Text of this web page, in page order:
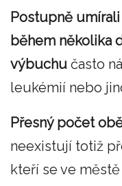
Postupně
během několika
výbuchu často
leukémií nebo
Přesný počet
neexistují totiž
kteří se ve